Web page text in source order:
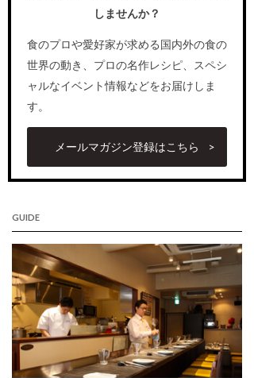
しませんか？
食のプロや愛好家が求める国内外の食の
世界の動き、プロの名作レシピ、スペシ
ャルなイベント情報などをお届けしま
す。
メールマガジン登録はこちら
GUIDE